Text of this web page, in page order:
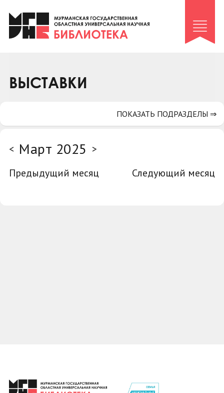
Клуб «Гиря и сельдерей»
Клуб «Семейный архив»
Коллегам
ВЫСТАВКИ
< Март 2025 >
Предыдущий месяц
Следующий месяц
ПОКАЗАТЬ ПОДРАЗДЕЛЫ ⇒